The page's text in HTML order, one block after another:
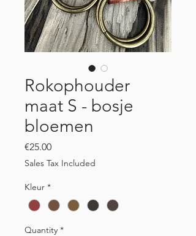
Rokophouder
maat S - bosje
bloemen
€25.00Price
Sales Tax Included
Kleur *
Quantity *